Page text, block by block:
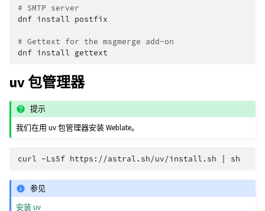
# SMTP server
dnf install postfix
# Gettext for the msgmerge add-on
dnf install
uv 包管理器
提示
我们在用 uv 包管理器安装 Weblate。
curl -LsSf https://astral.sh/uv/install.sh
参见
安装 uv